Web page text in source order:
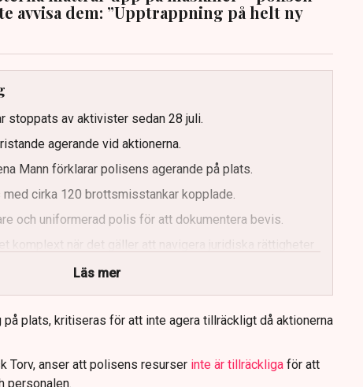
avvisa dem: ”Upptrappning på helt ny
stoppats av aktivister sedan 28 juli.
agerande vid aktionerna.
Mann förklarar polisens agerande på plats.
cirka 120 brottsmisstankar kopplade.
och uniformerad polis för att dokumentera bevis.
komplext när det gäller att navigera juridiska rättigheter
Läs mer
plats, kritiseras för att inte agera tillräckligt då aktionerna
Torv, anser att polisens resurser inte är tillräckliga för att
personalen.